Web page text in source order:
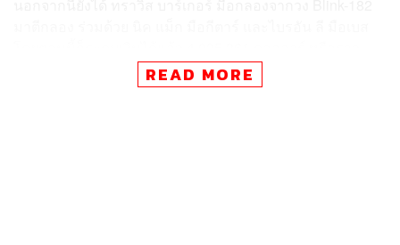
130 ล้านบาท ซึ่งทาง Google ก็จะช่วยบริจาคเพิ่มอีก 5 ล้าน
ดอลลาร์ หากยอดบริจาคเงินถึงเช่นกัน
READ MORE